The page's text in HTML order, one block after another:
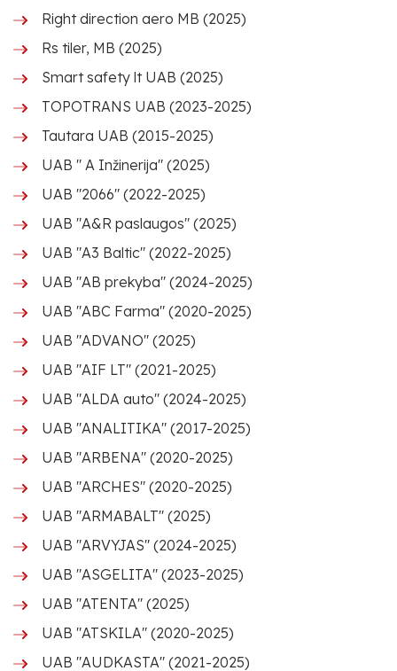
Right direction aero MB (2025)
Rs tiler, MB (2025)
Smart safety lt UAB (2025)
TOPOTRANS UAB (2023-2025)
Tautara UAB (2015-2025)
UAB " A Inžinerija" (2025)
UAB "2066" (2022-2025)
UAB "A&R paslaugos" (2025)
UAB "A3 Baltic" (2022-2025)
UAB "AB prekyba" (2024-2025)
UAB "ABC Farma" (2020-2025)
UAB "ADVANO" (2025)
UAB "AIF LT" (2021-2025)
UAB "ALDA auto" (2024-2025)
UAB "ANALITIKA" (2017-2025)
UAB "ARBENA" (2020-2025)
UAB "ARCHES" (2020-2025)
UAB "ARMABALT" (2025)
UAB "ARVYJAS" (2024-2025)
UAB "ASGELITA" (2023-2025)
UAB "ATENTA" (2025)
UAB "ATSKILA" (2020-2025)
UAB "AUDKASTA" (2021-2025)